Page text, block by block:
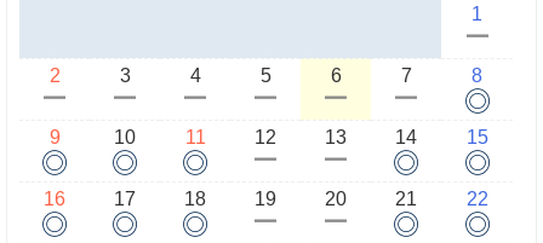
1
ー
2
ー
3
ー
4
ー
5
ー
6
ー
7
ー
8
◎
9
◎
10
◎
11
◎
12
ー
13
ー
14
◎
15
◎
16
◎
17
◎
18
◎
19
ー
20
ー
21
◎
22
◎